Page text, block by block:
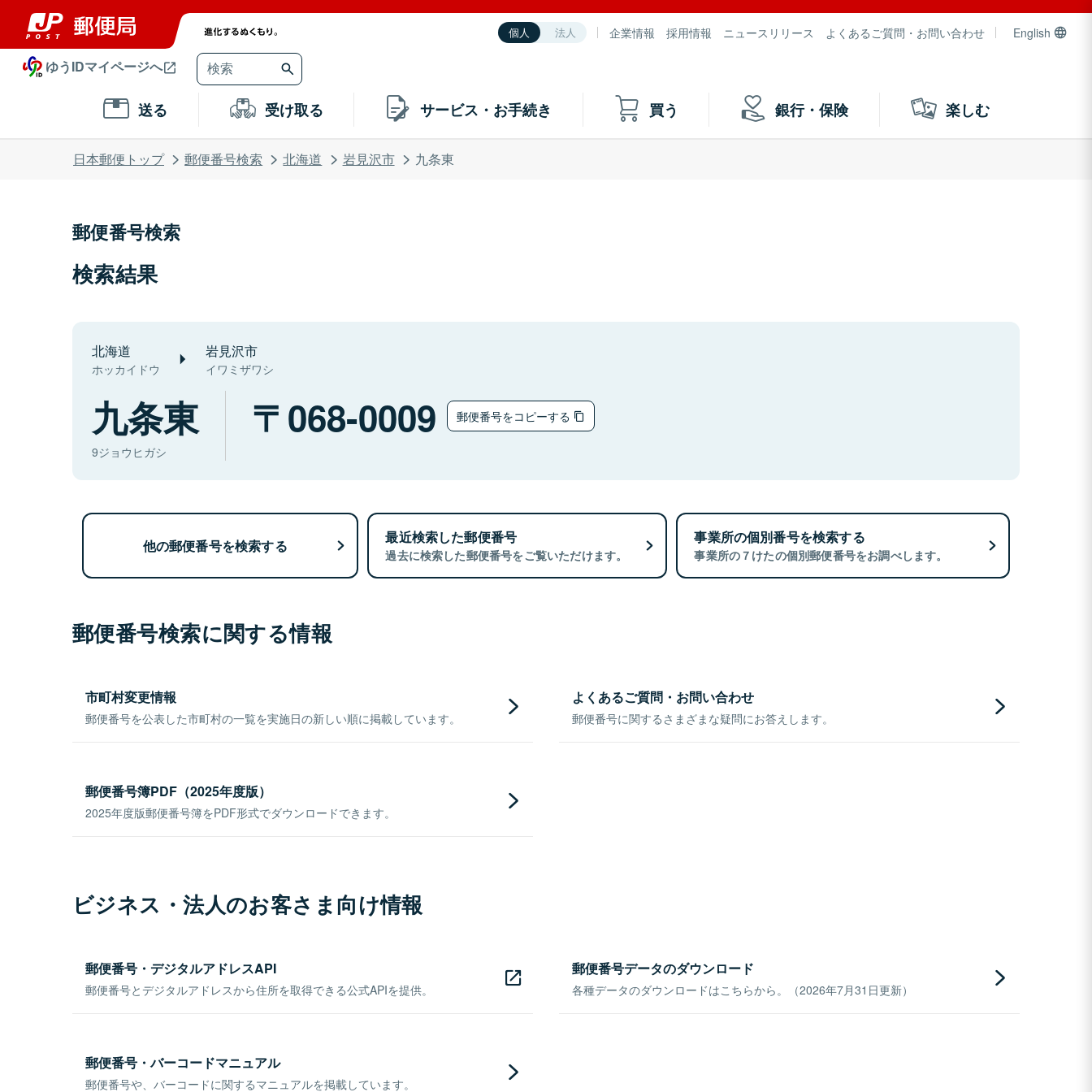
個人 法人 企業情報 採用情報 ニュースリリース よくあるご質問・お問い合わせ English
ゆうIDマイページへ
送る 受け取る サービス・お手続き 買う 銀行・保険 楽しむ
日本郵便トップ 郵便番号検索 北海道 岩見沢市 九条東
郵便番号検索
検索結果
北海道
ホッカイドウ
岩見沢市
イワミザワシ
九条東
9ジョウヒガシ
068-0009 郵便番号をコピーする
他の郵便番号を検索する 最近検索した郵便番号
過去に検索した郵便番号をご覧いただけます。
事業所の個別番号を検索する
事業所の７けたの個別郵便番号をお調べします。
郵便番号検索に関する情報
市町村変更情報
郵便番号を公表した市町村の一覧を実施日の新しい順に掲載しています。
よくあるご質問・お問い合わせ
郵便番号に関するさまざまな疑問にお答えします。
郵便番号簿PDF（2025年度版）
2025年度版郵便番号簿をPDF形式でダウンロードできます。
ビジネス・法人のお客さま向け情報
郵便番号・デジタルアドレスAPI
郵便番号とデジタルアドレスから住所を取得できる公式APIを提供。
郵便番号データのダウンロード
各種データのダウンロードはこちらから。（2026年7月31日更新）
郵便番号・バーコードマニュアル
郵便番号や、バーコードに関するマニュアルを掲載しています。